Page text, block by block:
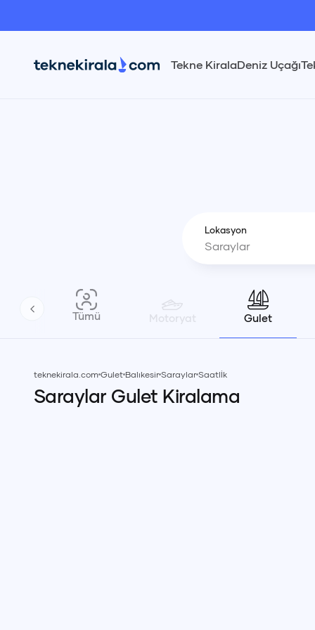
Tekne KiralaDeniz Uçağı
Lokasyon
Tümü Motoryat Gulet
teknekirala.com Gulet Balıkesir Saraylar Saatlİk
Saraylar Gulet Kiralama